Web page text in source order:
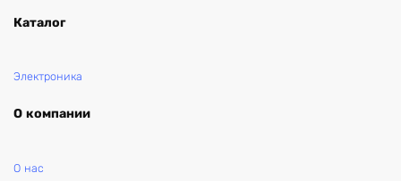
Каталог
Электроника
О компании
О нас